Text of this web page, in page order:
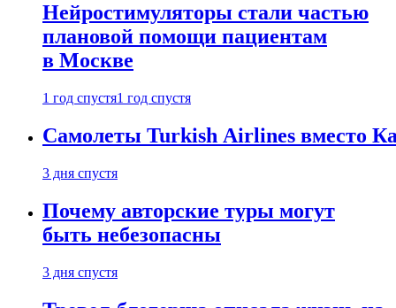
Нейростимуляторы стали частью
плановой помощи пациентам
в Москве
1 год спустя1 год спустя
Самолеты Turkish Airlines вместо
3 дня спустя
Почему авторские туры могут
быть небезопасны
3 дня спустя